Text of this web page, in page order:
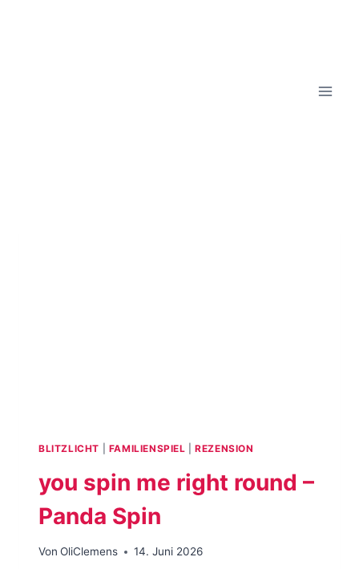
BLITZLICHT FAMILIENSPIEL |REZENSION
you spin me right round –
Panda Spin
Von OliClemens 14. Juni 2026